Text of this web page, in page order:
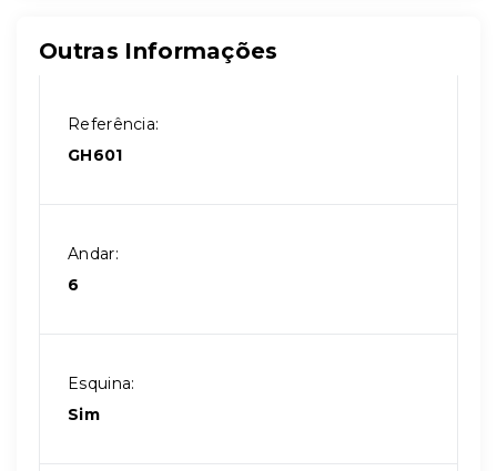
Outras Informações
Referência:
GH601
Andar:
6
Esquina:
Sim